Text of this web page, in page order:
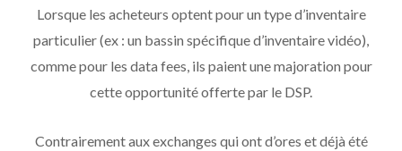
Lorsque les acheteurs optent pour un type d’inventaire
particulier (ex : un bassin spécifique d’inventaire vidéo),
comme pour les data fees, ils paient une majoration pour
cette opportunité offerte par le DSP.
Contrairement aux exchanges qui ont d’ores et déjà été